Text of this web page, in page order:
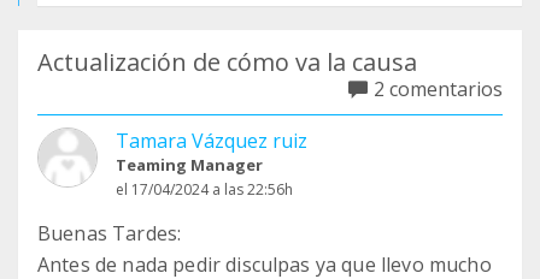
Actualización de cómo va la causa
2 comentarios
Tamara Vázquez ruiz
Teaming Manager
el 17/04/2024 a las 22:56h
Buenas Tardes:
Antes de nada pedir disculpas ya que llevo mucho